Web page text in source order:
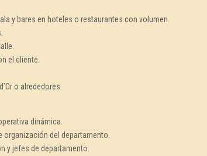
y bares en hoteles o restaurantes con volumen.
el cliente.
o alrededores.
dinámica.
del departamento.
y jefes de departamento.